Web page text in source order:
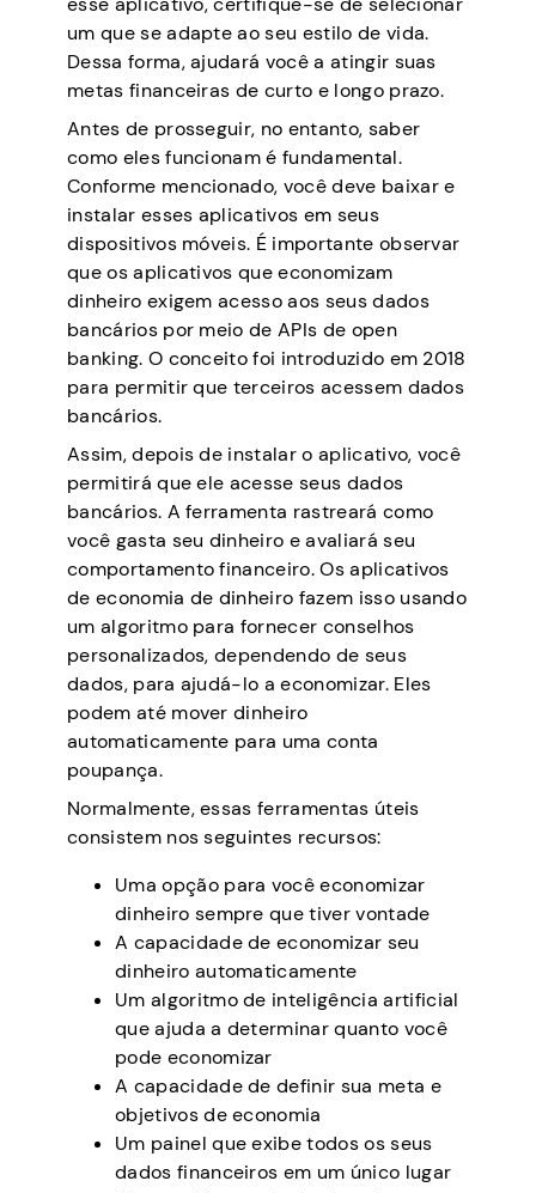
um que se adapte ao seu estilo de vida.
Dessa forma, ajudará você a atingir suas
metas financeiras de curto e longo prazo.
Antes de prosseguir, no entanto, saber
como eles funcionam é fundamental.
Conforme mencionado, você deve baixar e
instalar esses aplicativos em seus
dispositivos móveis. É importante observar
que os aplicativos que economizam
dinheiro exigem acesso aos seus dados
bancários por meio de APIs de open
banking. O conceito foi introduzido em 2018
para permitir que terceiros acessem dados
bancários.
Assim, depois de instalar o aplicativo, você
permitirá que ele acesse seus dados
bancários. A ferramenta rastreará como
você gasta seu dinheiro e avaliará seu
comportamento financeiro. Os aplicativos
de economia de dinheiro fazem isso usando
um algoritmo para fornecer conselhos
personalizados, dependendo de seus
dados, para ajudá-lo a economizar. Eles
podem até mover dinheiro
automaticamente para uma conta
poupança.
Normalmente, essas ferramentas úteis
consistem nos seguintes recursos:
Uma opção para você economizar
dinheiro sempre que tiver vontade
A capacidade de economizar seu
dinheiro automaticamente
Um algoritmo de inteligência artificial
que ajuda a determinar quanto você
pode economizar
A capacidade de definir sua meta e
objetivos de economia
Um painel que exibe todos os seus
dados financeiros em um único lugar